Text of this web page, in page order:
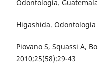
Odontología.
Higashida.
Piovano S, Squassi A,
2010;25(58):29-43